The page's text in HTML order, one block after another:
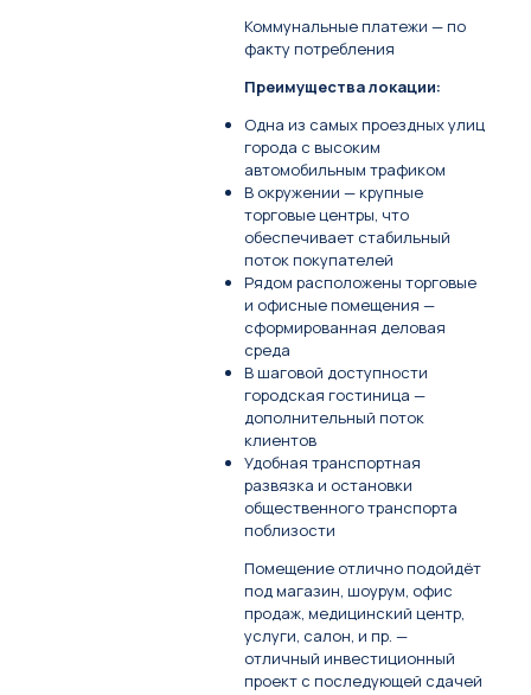
Коммунальные платежи — по
факту потребления
Преимущества локации:
Одна из самых проездных улиц
города с высоким
автомобильным трафиком
В окружении — крупные
торговые центры, что
обеспечивает стабильный
поток покупателей
Рядом расположены торговые
и офисные помещения —
сформированная деловая
среда
В шаговой доступности
городская гостиница —
дополнительный поток
клиентов
Удобная транспортная
развязка и остановки
общественного транспорта
поблизости
Помещение отлично подойдёт
под магазин, шоурум, офис
продаж, медицинский центр,
услуги, салон, и пр. —
отличный инвестиционный
проект с последующей сдачей